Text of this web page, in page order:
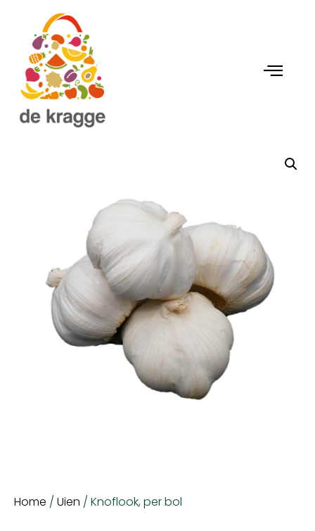
Home / Uien / Knoflook, per bol